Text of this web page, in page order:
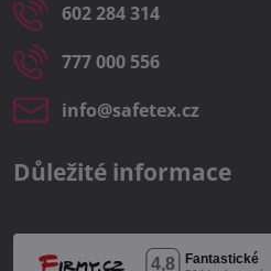
602 284 314
777 000 556
info​@safetex​.cz
Důležité informace